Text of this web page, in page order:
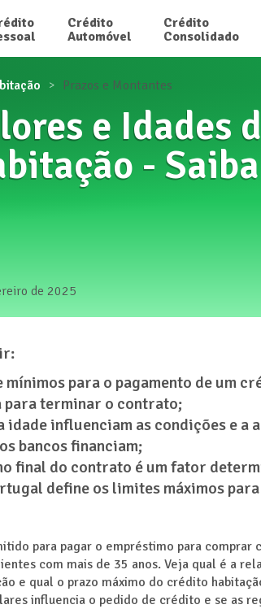
Crédito
Automóvel
Crédito
Consolidado
Prazos e Montantes
e Idades
-
de 2025
mínimos para o pagamento de um
para terminar o contrato;
idade influenciam as condições e
bancos financiam;
final do contrato é um fator
define os limites máximos
para pagar o empréstimo para comprar
com mais de 35 anos. Veja qual é a
e qual o prazo máximo do crédito
influencia o pedido de crédito e se as